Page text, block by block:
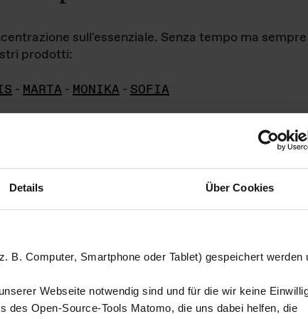
Details Über Cookies
B. Computer, Smartphone oder Tablet) gespeichert werden
Webseite notwendig sind und für die wir keine
des Open-Source-Tools Matomo, die uns dabei helfen, die
sull'essenziale. Senza tempo ma
prodotti:
- MARTA - MONIKA - SOFIA
sono detenuti daDas ganze LebenGmbH e